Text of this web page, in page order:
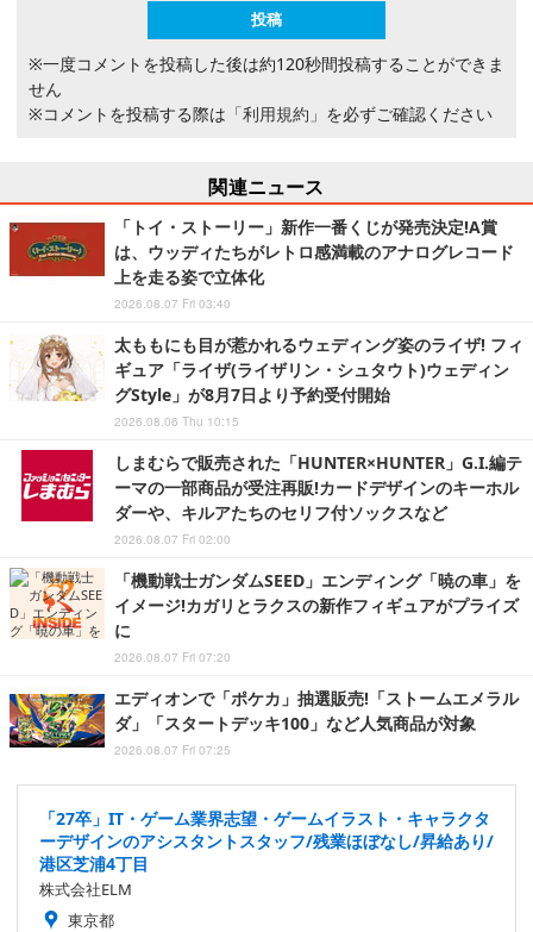
※一度コメントを投稿した後は約120秒間投稿することができま
せん
※コメントを投稿する際は 「利用規約」 を必ずご確認ください
関連ニュース
「トイ・ストーリー」新作一番くじが発売決定!A賞
は、ウッディたちがレトロ感満載のアナログレコード
上を走る姿で立体化
2026.08.07 Fri 03:40
太ももにも目が惹かれるウェディング姿のライザ! フィ
ギュア「ライザ(ライザリン・シュタウト)ウェディン
グStyle」が8月7日より予約受付開始
2026.08.06 Thu 10:15
しまむらで販売された「HUNTER×HUNTER」G.I.編テ
ーマの一部商品が受注再販!カードデザインのキーホル
ダーや、キルアたちのセリフ付ソックスなど
2026.08.07 Fri 02:00
「機動戦士ガンダムSEED」エンディング「暁の車」を
イメージ!カガリとラクスの新作フィギュアがプライズ
に
2026.08.07 Fri 07:20
エディオンで「ポケカ」抽選販売!「ストームエメラル
ダ」「スタートデッキ100」など人気商品が対象
2026.08.07 Fri 07:25
「27卒」IT・ゲーム業界志望・ゲームイラスト・キャラクタ
ーデザインのアシスタントスタッフ/残業ほぼなし/昇給あり/
港区芝浦4丁目
株式会社ELM
東京都